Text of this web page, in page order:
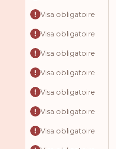
Visa obligatoire
Visa obligatoire
Visa obligatoire
Visa obligatoire
Visa obligatoire
Visa obligatoire
Visa obligatoire